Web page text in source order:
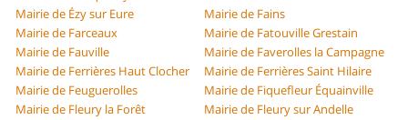
Mairie de Ézy sur Eure
Mairie de Fains
Mairie de Farceaux
Mairie de Fatouville Grestain
Mairie de Fauville
Mairie de Faverolles la Campagne
Mairie de Ferrières Haut Clocher
Mairie de Ferrières Saint Hilaire
Mairie de Feuguerolles
Mairie de Fiquefleur Équainville
Mairie de Fleury la Forêt
Mairie de Fleury sur Andelle